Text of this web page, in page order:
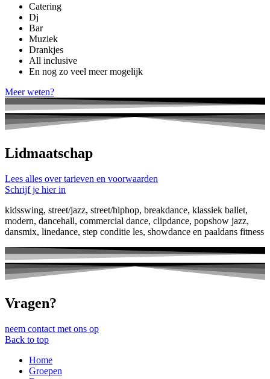
Catering
Dj
Bar
Muziek
Drankjes
All inclusive
En nog zo veel meer mogelijk
Meer weten?
Lidmaatschap
Lees alles over tarieven en voorwaarden
Schrijf je hier in
kidsswing, street/jazz, street/hiphop, breakdance, klassiek ballet,
modern, dancehall, commercial dance, clipdance, popshow jazz,
dansmix, linedance, step conditie les, showdance en paaldans fitness
Vragen?
neem contact met ons op
Back to top
Home
Groepen